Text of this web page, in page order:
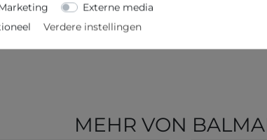
MEHR VON
Externe media
Verdere instellingen